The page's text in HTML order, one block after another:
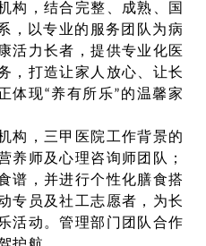
构，结合完整、成熟、国
，以专业的服务团队为病
活力长者，提供专业化医
，打造让家人放心、让长
体现“养有所乐”的温馨家
构，三甲医院工作背景的
养师及心理咨询师团队；
谱，并进行个性化膳食搭
专员及社工志愿者，为长
活动。管理部门团队合作